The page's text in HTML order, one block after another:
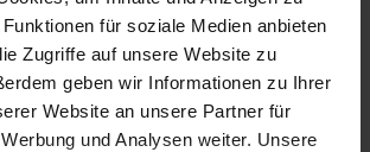
für soziale Medien anbieten
Zugriffe auf unsere Website zu
geben wir Informationen zu Ihrer
Website an unsere Partner für
und Analysen weiter. Unsere
List